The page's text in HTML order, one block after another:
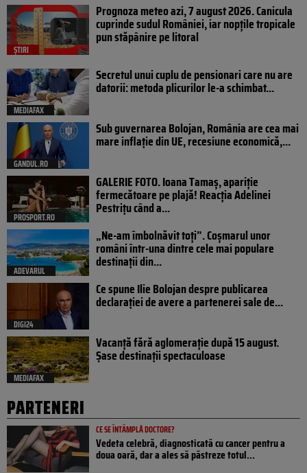
ȘTIRI
Prognoza meteo azi, 7 august 2026. Canicula
cuprinde sudul României, iar nopțile tropicale
pun stăpânire pe litoral
MEDIAFAX
Secretul unui cuplu de pensionari care nu are
datorii: metoda plicurilor le-a schimbat...
GANDUL.RO
Sub guvernarea Bolojan, România are cea mai
mare inflație din UE, recesiune economică,...
PROSPORT.RO
GALERIE FOTO. Ioana Tamaş, apariție
fermecătoare pe plajă! Reacția Adelinei
Pestrițu când a...
ADEVARUL
„Ne-am îmbolnăvit toți”. Coșmarul unor
români într-una dintre cele mai populare
destinații din...
DIGI24
Ce spune Ilie Bolojan despre publicarea
declarației de avere a partenerei sale de...
MEDIAFAX
Vacanță fără aglomerație după 15 august.
Șase destinații spectaculoase
PARTENERI
CE SE ÎNTÂMPLĂ DOCTORE?
Vedeta celebră, diagnosticată cu cancer pentru a
doua oară, dar a ales să păstreze totul...